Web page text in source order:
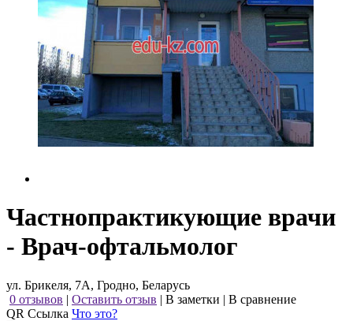
Частнопрактикующие врачи
- Врач-офтальмолог
ул. Брикеля, 7А, Гродно, Беларусь
0 отзывов | Оставить отзыв | В заметки | В сравнение
QR Ссылка Что это?